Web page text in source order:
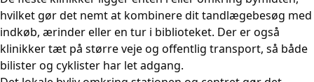
hvilket gør det nemt at kombinere dit tandlægebesøg med
indkøb, ærinder eller en tur i biblioteket. Der er også
klinikker tæt på større veje og offentlig transport, så både
bilister og cyklister har let adgang.